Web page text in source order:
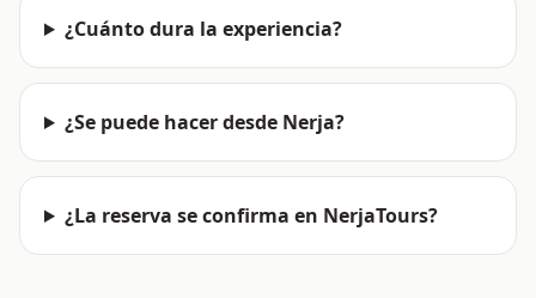
¿Cuánto dura la experiencia?
¿Se puede hacer desde Nerja?
¿La reserva se confirma en NerjaTours?